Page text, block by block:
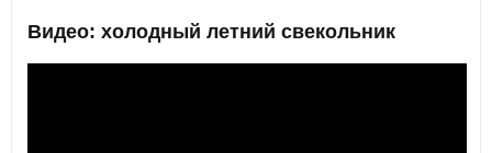
Видео: холодный летний свекольник